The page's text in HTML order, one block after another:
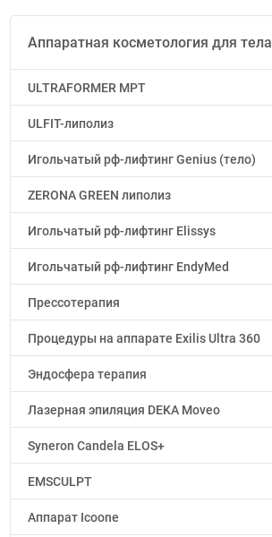
Аппаратная косметология для тела
ULTRAFORMER MPT
ULFIT-липолиз
Игольчатый рф-лифтинг Genius (тело)
ZERONA GREEN липолиз
Игольчатый рф-лифтинг Elissys
Игольчатый рф-лифтинг EndyMed
Прессотерапия
Процедуры на аппарате Exilis Ultra 360
Эндосфера терапия
Лазерная эпиляция DEKA Moveo
Syneron Candela ELOS+
EMSCULPT
Аппарат Icoone